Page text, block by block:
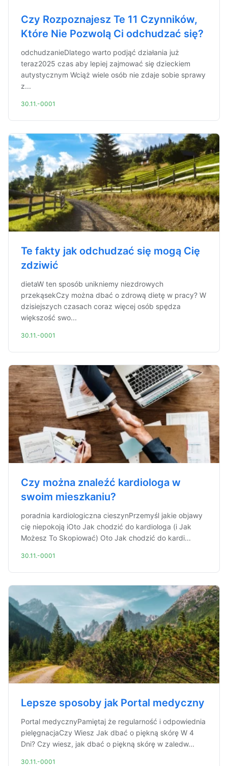
Czy Rozpoznajesz Te 11 Czynników,
Które Nie Pozwolą Ci odchudzać się?
odchudzanieDlatego warto podjąć działania już
teraz2025 czas aby lepiej zajmować się dzieckiem
autystycznym Wciąż wiele osób nie zdaje sobie sprawy
z...
30.11.-0001
Te fakty jak odchudzać się mogą Cię
zdziwić
dietaW ten sposób unikniemy niezdrowych
przekąsekCzy można dbać o zdrową dietę w pracy? W
dzisiejszych czasach coraz więcej osób spędza
większość swo...
30.11.-0001
Czy można znaleźć kardiologa w
swoim mieszkaniu?
poradnia kardiologiczna cieszynPrzemyśl jakie objawy
cię niepokoją iOto Jak chodzić do kardiologa (i Jak
Możesz To Skopiować) Oto Jak chodzić do kardi...
30.11.-0001
Lepsze sposoby jak Portal medyczny
Portal medycznyPamiętaj że regularność i odpowiednia
pielęgnacjaCzy Wiesz Jak dbać o piękną skórę W 4
Dni? Czy wiesz, jak dbać o piękną skórę w zaledw...
30.11.-0001